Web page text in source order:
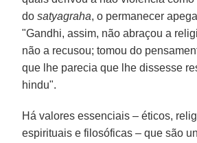
dosatyagraha, o permanecer
"Gandhi, assim, não abraçou a
não a recusou; tomou do
que lhe parecia que lhe dissesse
hindu".
Há valores essenciais – éticos,
espirituais e filosóficas – que são